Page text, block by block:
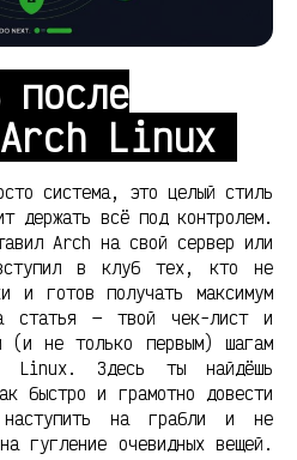
после
Linux
система, это целый стиль
держать всё под контролем.
Arch на свой сервер или
в клуб тех, кто не
и готов получать максимум
статья — твой чек-лист и
(и не только первым) шагам
Linux. Здесь ты найдёшь
быстро и грамотно довести
на грабли и не
гугление очевидных вещей.